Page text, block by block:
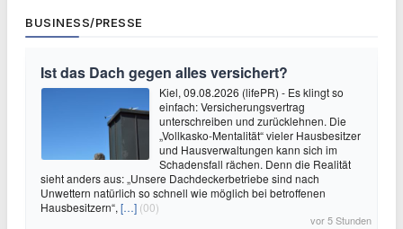
BUSINESS/PRESSE
Ist das Dach gegen alles versichert?
Kiel, 09.08.2026 (lifePR) - Es klingt so
einfach: Versicherungsvertrag
unterschreiben und zurücklehnen. Die
„Vollkasko-Mentalität“ vieler Hausbesitzer
und Hausverwaltungen kann sich im
Schadensfall rächen. Denn die Realität
sieht anders aus: „Unsere Dachdeckerbetriebe sind nach
Unwettern natürlich so schnell wie möglich bei betroffenen
Hausbesitzern“, […] (00)
vor 5 Stunden